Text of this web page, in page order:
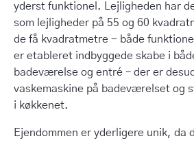
yderst funktionel. Lejligheden har
som lejligheder på 55 og 60
de få kvadratmetre - både
er etableret indbyggede skabe i
badeværelse og entré – der er
vaskemaskine på badeværelset og
i køkkenet.
Ejendommen er yderligere unik, da